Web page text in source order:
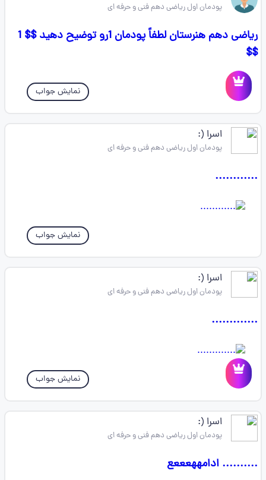
پودمان اول ریاضی دهم فنی و حرفه ای
ریاضی دهم هنرستان لطفاً پودمان 1رو توضیح دهید $$ 1
$$
نمایش جواب
اسرا (:
پودمان اول ریاضی دهم فنی و حرفه ای
............
نمایش جواب
اسرا (:
پودمان اول ریاضی دهم فنی و حرفه ای
.............
نمایش جواب
اسرا (:
پودمان اول ریاضی دهم فنی و حرفه ای
.......... ادامههعععع